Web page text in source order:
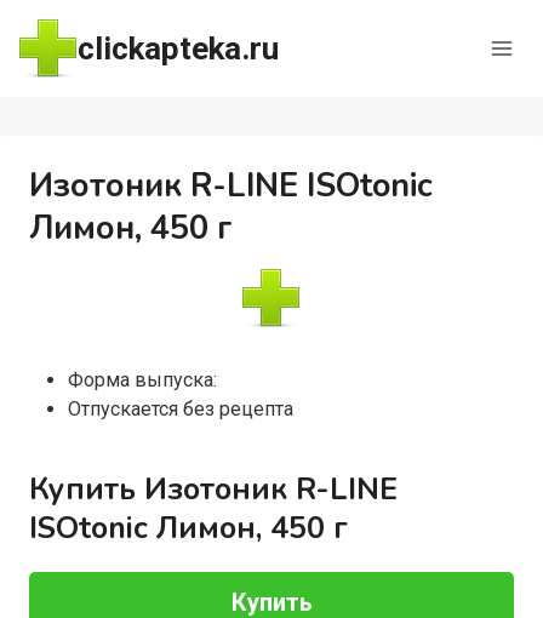
Перейти
содержимому
clickapteka.ru
Изотоник R-LINE ISOtonic
Лимон, 450 г
Форма выпуска:
Отпускается без рецепта
Купить Изотоник R-LINE
ISOtonic Лимон, 450 г
Купить